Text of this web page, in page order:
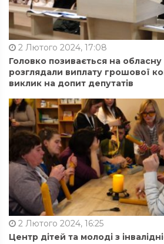
2 Лютого 2024, 17:08
Головко позивається на обласну
розглядали виплату грошової
виклик на допит депутатів
2 Лютого 2024, 16:25
Центр дітей та молоді з